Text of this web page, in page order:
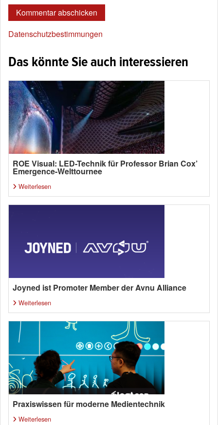
Datenschutzbestimmungen
Das könnte Sie auch interessieren
ROE Visual: LED-Technik für Professor Brian Cox’
Emergence-Welttournee
Weiterlesen
Joyned ist Promoter Member der Avnu Alliance
Weiterlesen
Praxiswissen für moderne Medientechnik
Weiterlesen